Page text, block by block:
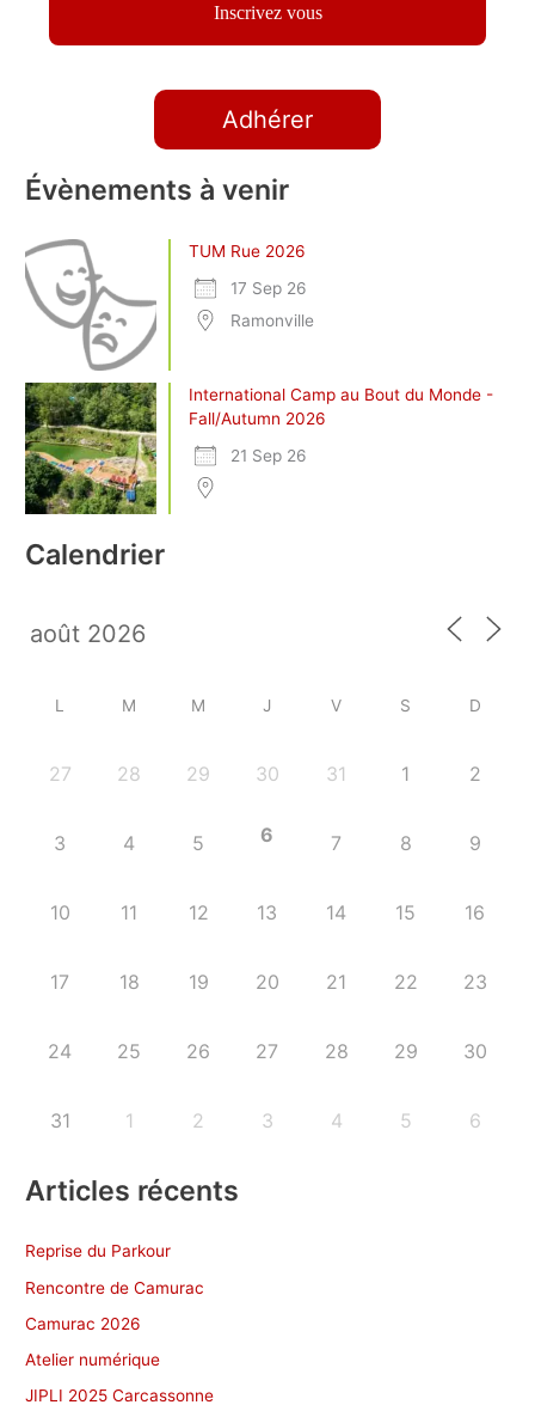
Adhérer
Évènements à venir
TUM Rue 2026
17 Sep 26
Ramonville
International Camp au Bout du Monde -
Fall/Autumn 2026
21 Sep 26
Calendrier
L M M J V S D
27 28 29 30 31 1 2
3 4 5 6 7 8 9
10 11 12 13 14 15 16
17 18 19 20 21 22 23
24 25 26 27 28 29 30
31 1 2 3 4 5 6
Articles récents
Reprise du Parkour
Rencontre de Camurac
Camurac 2026
Atelier numérique
JIPLI 2025 Carcassonne